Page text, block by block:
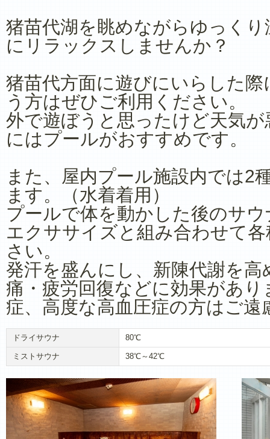
猪苗代湖を眺めながらゆっく
にリラックスしませんか？
猪苗代方面に遊びにいらした
う方はぜひご利用ください。
外で遊ぼうと思ったけど天気
にはプールがおすすめです。
また、屋内プール施設内では2
ます。（水着着用）
プールで体を動かした後のサ
エクササイズと組み合わせて
さい。
発汗を盛んにし、新陳代謝を高
痛・疲労回復などに効果があ
症、高度な高血圧症の方はご遠
ドライサウナ 80℃
ミストサウナ 38℃～42℃